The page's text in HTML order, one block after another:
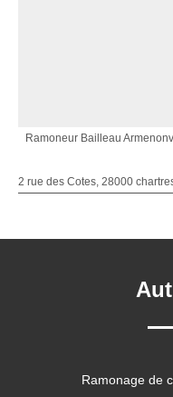
Ramoneur Bailleau
2 rue des Cotes, 28000
Ramonage de